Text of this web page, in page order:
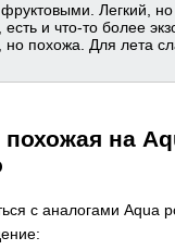
Легкий, но
и что-то более
похожа. Для лета
на
с аналогами Aqua